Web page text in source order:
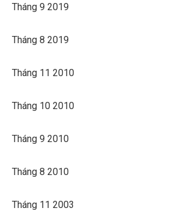
Tháng 9 2019
Tháng 8 2019
Tháng 11 2010
Tháng 10 2010
Tháng 9 2010
Tháng 8 2010
Tháng 11 2003